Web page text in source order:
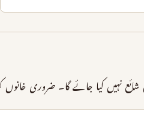
نہیں کیا جائے گا۔ ضروری خانوں